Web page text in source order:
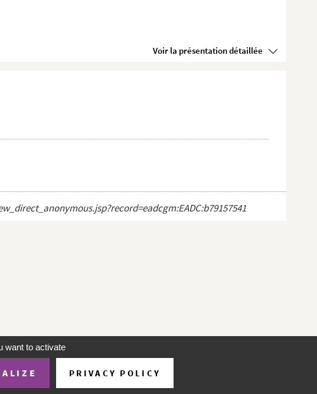
Voir la présentation détaillée
Conditions d'utilisation À propos Contact
want to activate
PRIVACY POLICY